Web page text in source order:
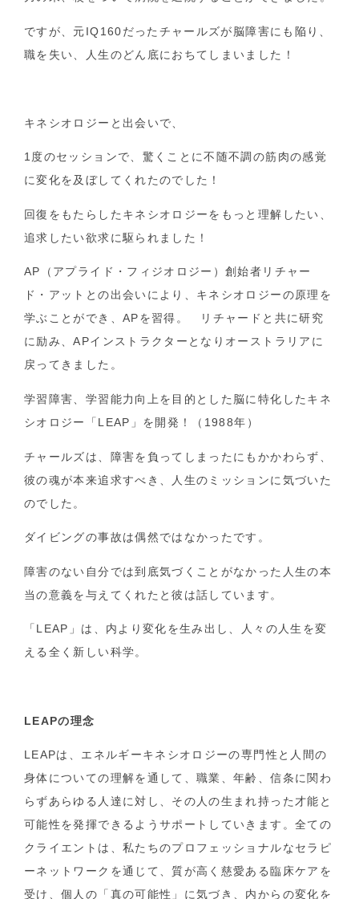
ですが、元IQ160だったチャールズが脳障害にも陥り、
職を失い、人生のどん底におちてしまいました！
キネシオロジーと出会いで、
1度のセッションで、驚くことに不随不調の筋肉の感覚
に変化を及ぼしてくれたのでした！
回復をもたらしたキネシオロジーをもっと理解したい、
追求したい欲求に駆られました！
AP（アプライド・フィジオロジー）創始者リチャー
ド・アットとの出会いにより、キネシオロジーの原理を
学ぶことができ、APを習得。 リチャードと共に研究
に励み、APインストラクターとなりオーストラリアに
戻ってきました。
学習障害、学習能力向上を目的とした脳に特化したキネ
シオロジー「LEAP」を開発！（1988年）
チャールズは、障害を負ってしまったにもかかわらず、
彼の魂が本来追求すべき、人生のミッションに気づいた
のでした。
ダイビングの事故は偶然ではなかったです。
障害のない自分では到底気づくことがなかった人生の本
当の意義を与えてくれたと彼は話しています。
「LEAP」は、 内より変化を生み出し、 人々の人生を変
える全く新しい科学。
LEAPの理念
LEAPは、エネルギーキネシオロジーの専門性と人間の
身体についての理解を通して、職業、年齢、信条に関わ
らずあらゆる人達に対し、その人の生まれ持った才能と
可能性を発揮できるようサポートしていきます。全ての
クライエントは、私たちのプロフェッショナルなセラピ
ーネットワークを通じて、質が高く慈愛ある臨床ケアを
受け、個人の「真の可能性」に気づき、内からの変化を